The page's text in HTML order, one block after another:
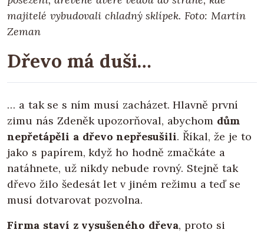
majitelé vybudovali chladný sklípek.Foto: Martin
Zeman
Dřevo má duši…
… a tak se s ním musí zacházet. Hlavně první
zimu nás Zdeněk upozorňoval, abychom dům
nepřetápěli a dřevo nepřesušili. Říkal, že je to
jako s papírem, když ho hodně zmačkáte a
natáhnete, už nikdy nebude rovný. Stejně tak
dřevo žilo šedesát let v jiném režimu a teď se
musí dotvarovat pozvolna.
Firma staví z vysušeného dřeva, proto si